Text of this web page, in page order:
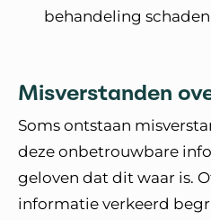
behandeling
Misverstanden
Soms ontstaan
deze onbetrouwbare
geloven dat dit waar is.
informatie verkeerd